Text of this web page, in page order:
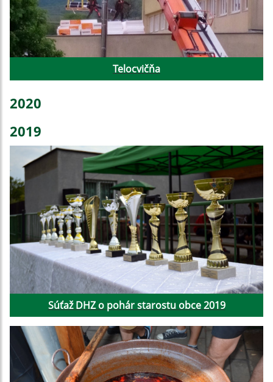
Telocvičňa
2020
2019
Súťaž DHZ o pohár starostu obce 2019